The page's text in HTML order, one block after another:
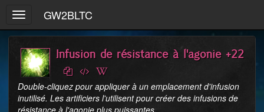
Toggle
navigation
GW2BLTC
Infusion de résistance à l'agonie +22
Double-cliquez pour appliquer à un emplacement d'infusion
inutilisé. Les artificiers l'utilisent pour créer des infusions de
résistance à l'agonie plus puissantes.